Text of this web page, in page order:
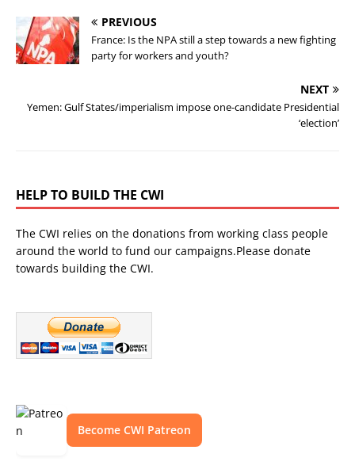
PREVIOUS
France: Is the NPA still a step towards a new fighting
party for workers and youth?
NEXT
Yemen: Gulf States/imperialism impose one-candidate Presidential
‘election’
HELP TO BUILD THE CWI
The CWI relies on the donations from working class people
around the world to fund our campaigns.Please donate
towards building the CWI.
Become CWI Patreon